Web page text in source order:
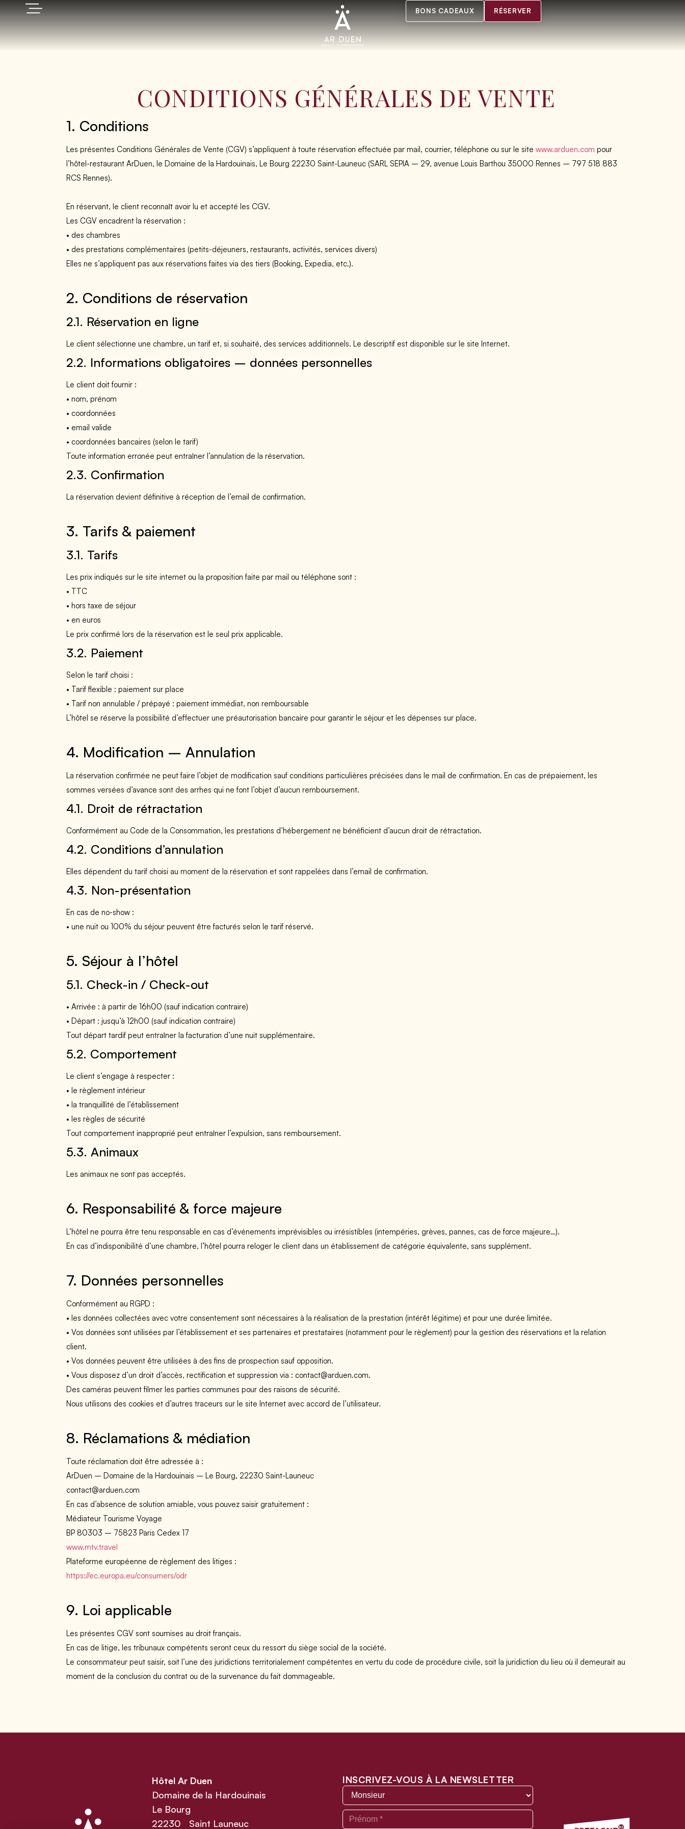
BONS CADEAUX RÉSERVER
CONDITIONS GÉNÉRALES DE VENTE
1. Conditions
Les présentes Conditions Générales de Vente (CGV) s’appliquent à toute réservation effectuée par mail, courrier, téléphone ou sur le site www.arduen.com pour
l’hôtel-restaurant ArDuen, le Domaine de la Hardouinais, Le Bourg 22230 Saint-Launeuc (SARL SEPIA – 29, avenue Louis Barthou 35000 Rennes – 797 518 883
RCS Rennes).
En réservant, le client reconnaît avoir lu et accepté les CGV.
Les CGV encadrent la réservation :
• des chambres
• des prestations complémentaires (petits-déjeuners, restaurants, activités, services divers)
Elles ne s’appliquent pas aux réservations faites via des tiers (Booking, Expedia, etc.).
2. Conditions de réservation
2.1. Réservation en ligne
Le client sélectionne une chambre, un tarif et, si souhaité, des services additionnels. Le descriptif est disponible sur le site Internet.
2.2. Informations obligatoires – données personnelles
Le client doit fournir :
• nom, prénom
• coordonnées
• email valide
• coordonnées bancaires (selon le tarif)
Toute information erronée peut entraîner l’annulation de la réservation.
2.3. Confirmation
La réservation devient définitive à réception de l’email de confirmation.
3. Tarifs & paiement
3.1. Tarifs
Les prix indiqués sur le site internet ou la proposition faite par mail ou téléphone sont :
• TTC
• hors taxe de séjour
• en euros
Le prix confirmé lors de la réservation est le seul prix applicable.
3.2. Paiement
Selon le tarif choisi :
• Tarif flexible : paiement sur place
• Tarif non annulable / prépayé : paiement immédiat, non remboursable
L’hôtel se réserve la possibilité d’effectuer une préautorisation bancaire pour garantir le séjour et les dépenses sur place.
4. Modification – Annulation
La réservation confirmée ne peut faire l’objet de modification sauf conditions particulières précisées dans le mail de confirmation. En cas de prépaiement, les
sommes versées d’avance sont des arrhes qui ne font l’objet d’aucun remboursement.
4.1. Droit de rétractation
Conformément au Code de la Consommation, les prestations d’hébergement ne bénéficient d’aucun droit de rétractation.
4.2. Conditions d’annulation
Elles dépendent du tarif choisi au moment de la réservation et sont rappelées dans l’email de confirmation.
4.3. Non-présentation
En cas de no-show :
• une nuit ou 100% du séjour peuvent être facturés selon le tarif réservé.
5. Séjour à l’hôtel
5.1. Check-in / Check-out
• Arrivée : à partir de 16h00 (sauf indication contraire)
• Départ : jusqu’à 12h00 (sauf indication contraire)
Tout départ tardif peut entraîner la facturation d’une nuit supplémentaire.
5.2. Comportement
Le client s’engage à respecter :
• le règlement intérieur
• la tranquillité de l’établissement
• les règles de sécurité
Tout comportement inapproprié peut entraîner l’expulsion, sans remboursement.
5.3. Animaux
Les animaux ne sont pas acceptés.
6. Responsabilité & force majeure
L’hôtel ne pourra être tenu responsable en cas d’événements imprévisibles ou irrésistibles (intempéries, grèves, pannes, cas de force majeure…).
En cas d’indisponibilité d’une chambre, l’hôtel pourra reloger le client dans un établissement de catégorie équivalente, sans supplément.
7. Données personnelles
Conformément au RGPD :
• les données collectées avec votre consentement sont nécessaires à la réalisation de la prestation (intérêt légitime) et pour une durée limitée.
• Vos données sont utilisées par l’établissement et ses partenaires et prestataires (notamment pour le règlement) pour la gestion des réservations et la relation
client.
• Vos données peuvent être utilisées à des fins de prospection sauf opposition.
• Vous disposez d’un droit d’accès, rectification et suppression via : contact@arduen.com.
Des caméras peuvent filmer les parties communes pour des raisons de sécurité.
Nous utilisons des cookies et d’autres traceurs sur le site Internet avec accord de l’utilisateur.
8. Réclamations & médiation
Toute réclamation doit être adressée à :
ArDuen – Domaine de la Hardouinais – Le Bourg, 22230 Saint-Launeuc
contact@arduen.com
En cas d’absence de solution amiable, vous pouvez saisir gratuitement :
Médiateur Tourisme Voyage
BP 80303 – 75823 Paris Cedex 17
www.mtv.travel
Plateforme européenne de règlement des litiges :
https://ec.europa.eu/consumers/odr
9. Loi applicable
Les présentes CGV sont soumises au droit français.
En cas de litige, les tribunaux compétents seront ceux du ressort du siège social de la société.
Le consommateur peut saisir, soit l’une des juridictions territorialement compétentes en vertu du code de procédure civile, soit la juridiction du lieu où il demeurait au
moment de la conclusion du contrat ou de la survenance du fait dommageable.
Hôtel Ar Duen
Domaine de la Hardouinais
Le Bourg
22230 Saint Launeuc
INSCRIVEZ-VOUS À LA NEWSLETTER